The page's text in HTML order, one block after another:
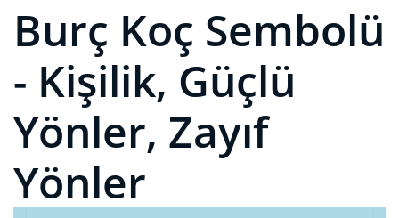
Burç Koç Sembolü
- Kişilik, Güçlü
Yönler, Zayıf
Yönler